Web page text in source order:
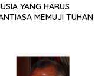
YANG HARUS
MEMUJI TUHAN